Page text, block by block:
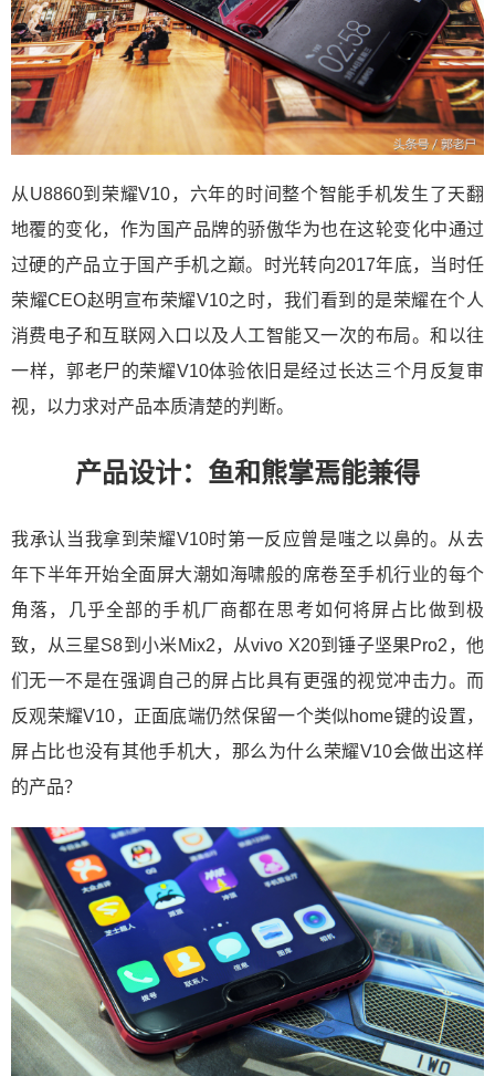
从U8860到荣耀V10，六年的时间整个智能手机发生了天翻
地覆的变化，作为国产品牌的骄傲华为也在这轮变化中通过
过硬的产品立于国产手机之巅。时光转向2017年底，当时任
荣耀CEO赵明宣布荣耀V10之时，我们看到的是荣耀在个人
消费电子和互联网入口以及人工智能又一次的布局。和以往
一样，郭老尸的荣耀V10体验依旧是经过长达三个月反复审
视，以力求对产品本质清楚的判断。
产品设计：鱼和熊掌焉能兼得
我承认当我拿到荣耀V10时第一反应曾是嗤之以鼻的。从去
年下半年开始全面屏大潮如海啸般的席卷至手机行业的每个
角落，几乎全部的手机厂商都在思考如何将屏占比做到极
致，从三星S8到小米Mix2，从vivo X20到锤子坚果Pro2，他
们无一不是在强调自己的屏占比具有更强的视觉冲击力。而
反观荣耀V10，正面底端仍然保留一个类似home键的设置，
屏占比也没有其他手机大，那么为什么荣耀V10会做出这样
的产品？